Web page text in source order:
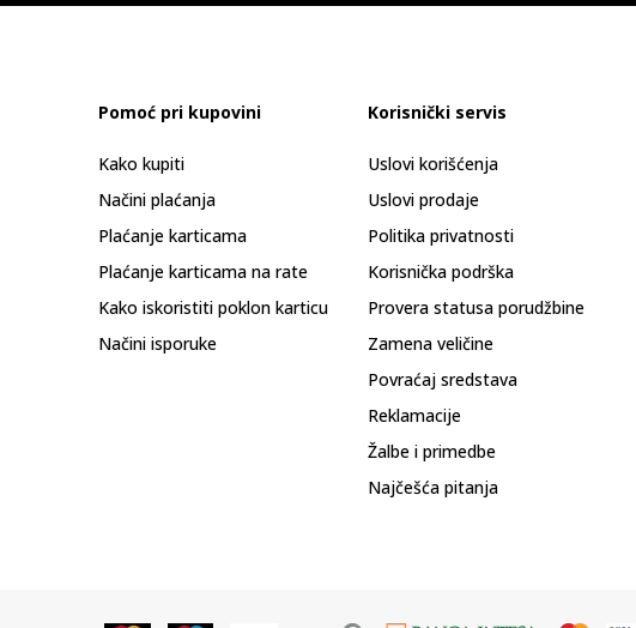
Pomoć pri kupovini
Kako kupiti
Načini plaćanja
Plaćanje karticama
Plaćanje karticama na rate
Kako iskoristiti poklon karticu
Načini isporuke
Korisnički servis
Uslovi korišćenja
Uslovi prodaje
Politika privatnosti
Korisnička podrška
Provera statusa porudžbine
Zamena veličine
Povraćaj sredstava
Reklamacije
Žalbe i primedbe
Najčešća pitanja